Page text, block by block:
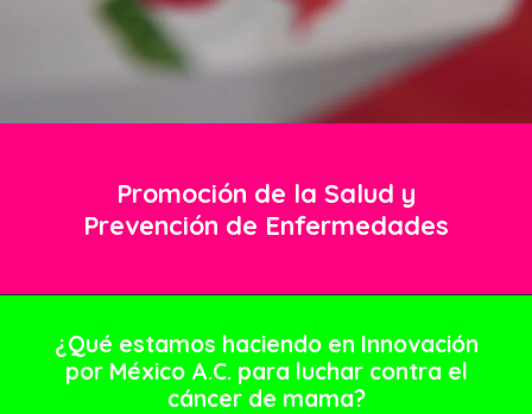
Promoción de la Salud y
Prevención de Enfermedades
¿Qué estamos haciendo en Innovación
por México A.C. para luchar contra el
cáncer de mama?